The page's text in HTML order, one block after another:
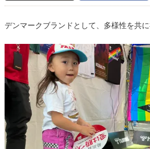
デンマークブランドとして、多様性を共